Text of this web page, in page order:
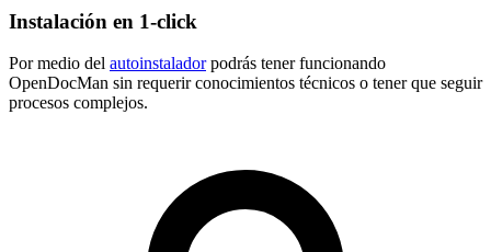
Instalación en 1-click
Por medio del autoinstaladorpodrás tener funcionando
OpenDocMan sin requerir conocimientos técnicos o tener que seguir
procesos complejos.